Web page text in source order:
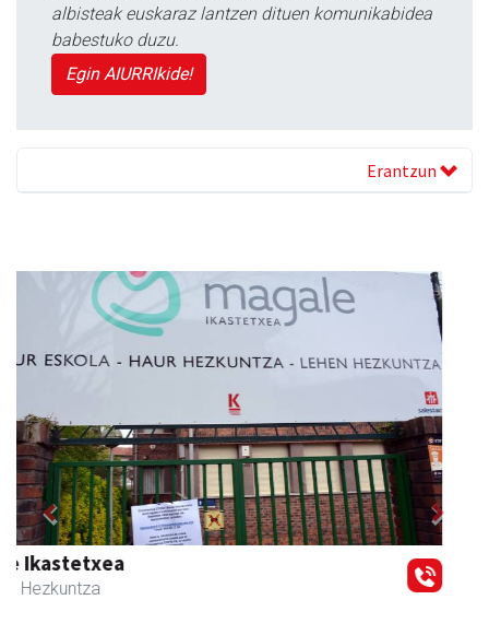
albisteak euskaraz lantzen dituen komunikabidea
babestuko duzu.
Egin AIURRIkide!
Erantzun
Leizaran Institutua
Andoain - Hezkuntza
Previous Next